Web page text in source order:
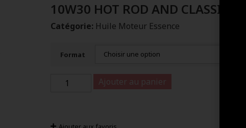
10W30 HOT ROD AND CLASSIC OIL
Catégorie: Huile Moteur Essence
Format
Ajouter au panier